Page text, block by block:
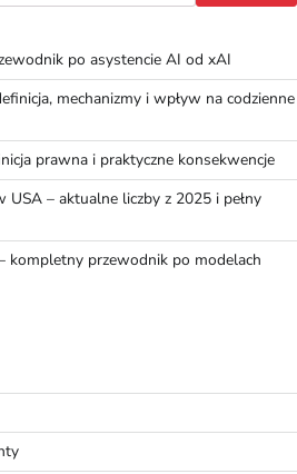
po asystencie AI od xAI
mechanizmy i wpływ na codzienne
prawna i praktyczne konsekwencje
USA – aktualne liczby z 2025 i pełny
kompletny przewodnik po modelach